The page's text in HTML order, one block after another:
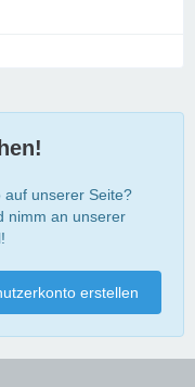
auf unserer Seite?
nimm an unserer
erstellen